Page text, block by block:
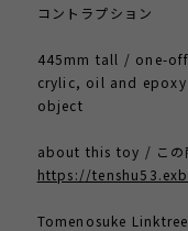
コントラプション
445mm tall / one-off
crylic, oil and
object
about this toy / この
https://
Tomenosuke